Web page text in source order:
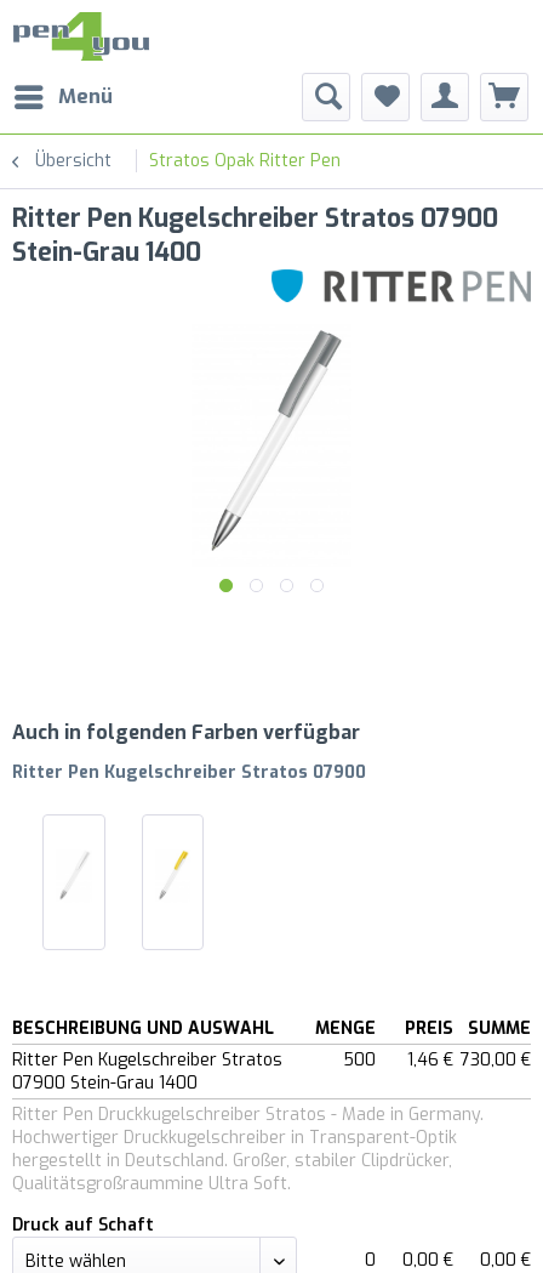
Menü
Übersicht Stratos Opak Ritter Pen
Ritter Pen Kugelschreiber Stratos 07900
Stein-Grau 1400
Auch in folgenden Farben verfügbar
Ritter Pen Kugelschreiber Stratos 07900
BESCHREIBUNG UND AUSWAHL MENGE PREIS
SUMME
Ritter Pen Kugelschreiber Stratos
07900 Stein-Grau 1400
500 1,46 € 730,00 €
Ritter Pen Druckkugelschreiber Stratos - Made in Germany.
Hochwertiger Druckkugelschreiber in Transparent-Optik
hergestellt in Deutschland. Großer, stabiler Clipdrücker,
Qualitätsgroßraummine Ultra Soft.
Druck auf Schaft
0
0,00 € 0,00 €